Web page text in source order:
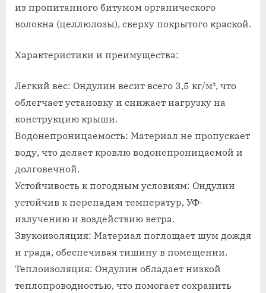
из пропитанного битумом органического
волокна (целлюлозы), сверху покрытого краской.
Характеристики и преимущества:
Легкий вес: Ондулин весит всего 3,5 кг/м², что
облегчает установку и снижает нагрузку на
конструкцию крыши.
Водонепроницаемость: Материал не пропускает
воду, что делает кровлю водонепроницаемой и
долговечной.
Устойчивость к погодным условиям: Ондулин
устойчив к перепадам температур, УФ-
излучению и воздействию ветра.
Звукоизоляция: Материал поглощает шум дождя
и града, обеспечивая тишину в помещении.
Теплоизоляция: Ондулин обладает низкой
теплопроводностью, что помогает сохранить